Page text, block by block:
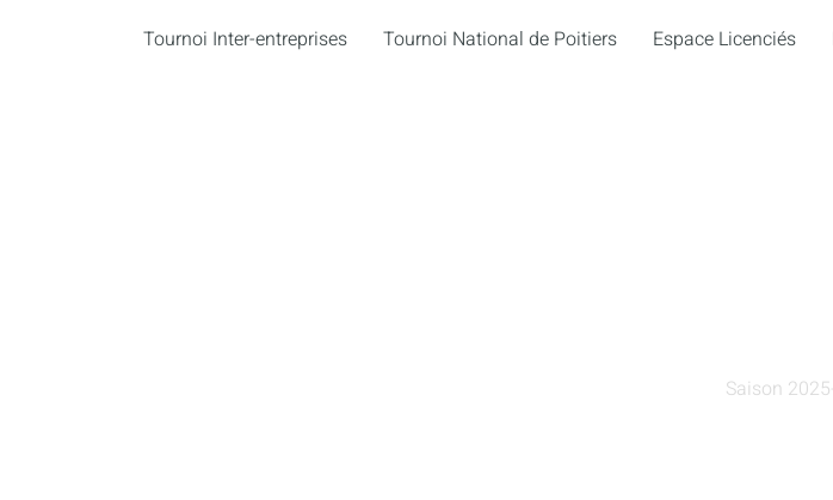
Tournoi Inter-entreprises Tournoi National de Poitiers Espace Licenciés
Saison